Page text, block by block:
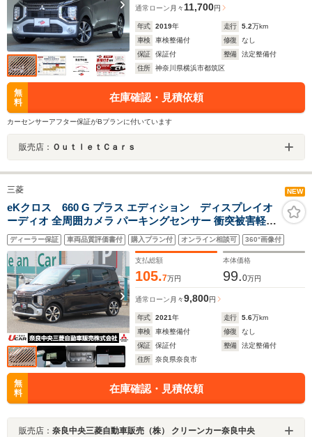
通常ローン 月々 11,700円
年式 2019年 走行 5.2万km
車検
車検整備付 修復
なし
保証
保証付 整備
法定整備付
住所
神奈川県横浜市都筑区
無
料
在庫確認・見積依頼
カーセンサーアフター保証がBプランに付いています
販売店： ＯｕｔｌｅｔＣａｒｓ
三菱 NEW
eKクロス 660 G プラス エディション ディスプレイオ
ーディオ 全周囲カメラ パーキングセンサー 衝突被害軽減
ブレーキ 誤発進抑制機能 ヒルディセントコントロール オ
ートマチックハイビーム スマートキー CD/DVD再生 シー
トヒーター LEDヘッドライト
ディーラー保証 車両品質評価書付 購入プラン付 オンライン相談可 360°画像付
支払総額
105.7万円
本体価格
99.0万円
通常ローン 月々9,800円
年式 2021年 走行 5.6万km
車検
車検整備付 修復
なし
保証
保証付 整備
法定整備付
住所
奈良県奈良市
無
料
在庫確認・見積依頼
販売店： 奈良中央三菱自動車販売（株） クリーンカー奈良中央